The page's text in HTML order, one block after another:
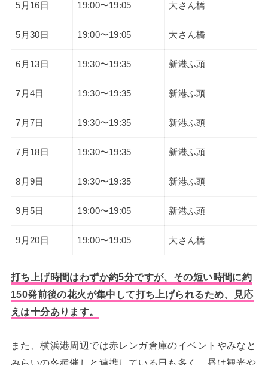
5月16日 19:00〜19:05 大さん橋
5月30日 19:00〜19:05 大さん橋
6月13日 19:30〜19:35 新港ふ頭
7月4日 19:30〜19:35 新港ふ頭
7月7日 19:30〜19:35 新港ふ頭
7月18日 19:30〜19:35 新港ふ頭
8月9日 19:30〜19:35 新港ふ頭
9月5日 19:00〜19:05 新港ふ頭
9月20日 19:00〜19:05 大さん橋
打ち上げ時間はわずか約5分ですが、その短い時間に約
150発前後の花火が集中して打ち上げられるため、見応
えは十分あります。
また、横浜港周辺では赤レンガ倉庫のイベントやみなと
みらいの各種催しと連携している日も多く、昼は観光や